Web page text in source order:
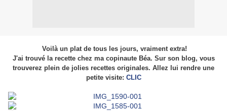
Voilà un plat de tous les jours, vraiment extra!
J'ai trouvé la recette chez ma copinaute Béa. Sur son blog, vous
trouverez plein de jolies recettes originales. Allez lui rendre une
petite visite: CLIC